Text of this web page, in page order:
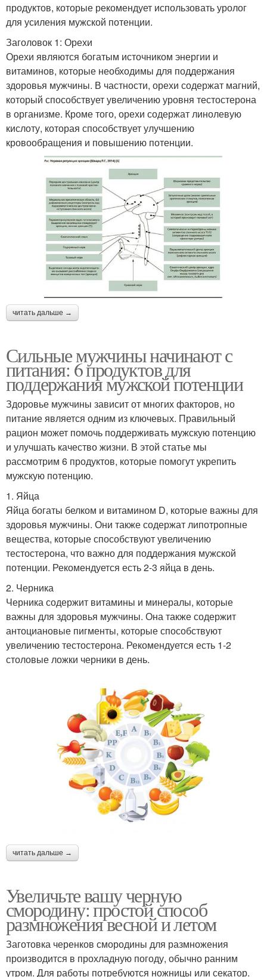
продуктов, которые рекомендует использовать уролог
для усиления мужской потенции.
Заголовок 1: Орехи
Орехи являются богатым источником энергии и
витаминов, которые необходимы для поддержания
здоровья мужчины. В частности, орехи содержат магний,
который способствует увеличению уровня тестостерона
в организме. Кроме того, орехи содержат линолевую
кислоту, которая способствует улучшению
кровообращения и повышению потенции.
читать дальше →
Сильные мужчины начинают с
питания: 6 продуктов для
поддержания мужской потенции
Здоровье мужчины зависит от многих факторов, но
питание является одним из ключевых. Правильный
рацион может помочь поддерживать мужскую потенцию
и улучшать качество жизни. В этой статье мы
рассмотрим 6 продуктов, которые помогут укрепить
мужскую потенцию.
1. Яйца
Яйца богаты белком и витамином D, которые важны для
здоровья мужчины. Они также содержат липотропные
вещества, которые способствуют увеличению
тестостерона, что важно для поддержания мужской
потенции. Рекомендуется есть 2-3 яйца в день.
2. Черника
Черника содержит витамины и минералы, которые
важны для здоровья мужчины. Она также содержит
антоциановые пигменты, которые способствуют
увеличению тестостерона. Рекомендуется есть 1-2
столовые ложки черники в день.
читать дальше →
Увеличьте вашу черную
смородину: простой способ
размножения весной и летом
Заготовка черенков смородины для размножения
производится в прохладную погоду, обычно ранним
утром. Для работы потребуются ножницы или секатор.